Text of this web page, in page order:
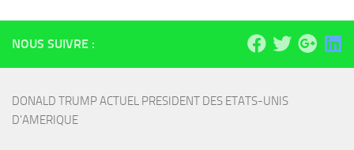
NOUS SUIVRE :
DONALD TRUMP ACTUEL PRESIDENT DES ETATS-UNIS
D'AMERIQUE